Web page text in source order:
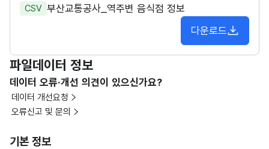
CSV 부산교통공사_역주변 음식점 정보
다운로드
파일데이터 정보
데이터 오류·개선 의견이 있으신가요?
데이터 개선요청
오류신고 및 문의
기본 정보